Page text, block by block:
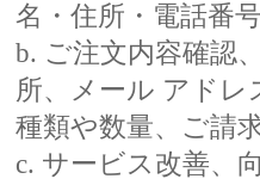
名・住所・電話番
b. ご注文内容確認
所、メール アド
種類や数量、ご請
c. サービス改善、